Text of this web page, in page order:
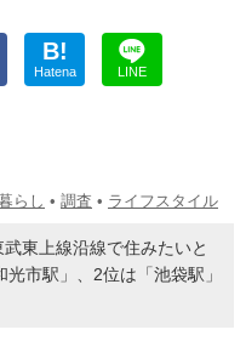
B!
Hatena LINE
らし • 調査 • ライフスタイル
東上線沿線で住みたいと
市駅」、2位は「池袋駅」